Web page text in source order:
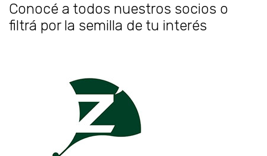
Conocé a todos nuestros socios o
filtrá por la semilla de tu interés